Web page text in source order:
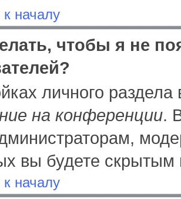
началу
чтобы я не
личного
на конференции.
вы будете скрытым
началу